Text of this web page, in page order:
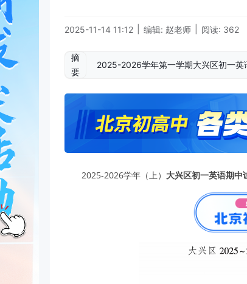
2025-11-14 11:12 编辑: 赵老师 阅读: 362
摘
要
2025-2026学年第一学期大兴区初一英
2025-2026学年（上） 大兴区初一英语期中